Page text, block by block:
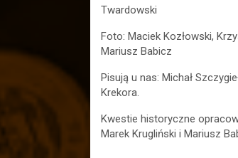
Twardowski
Foto: Maciek Kozłowski,
Mariusz Babicz
Pisują u nas: Michał
Krekora.
Kwestie historyczne
Marek Krugliński i Mariusz